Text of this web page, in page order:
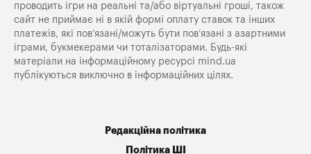
проводить ігри на реальні та/або віртуальні гроші, також
сайт не приймає ні в якій формі оплату ставок та інших
платежів, які пов’язані/можуть бути пов’язані з азартними
іграми, букмекерами чи тоталізаторами. Будь-які
матеріали на інформаційному ресурсі mind.ua
публікуються виключно в інформаційних цілях.
Редакційна політика
Політика ШІ